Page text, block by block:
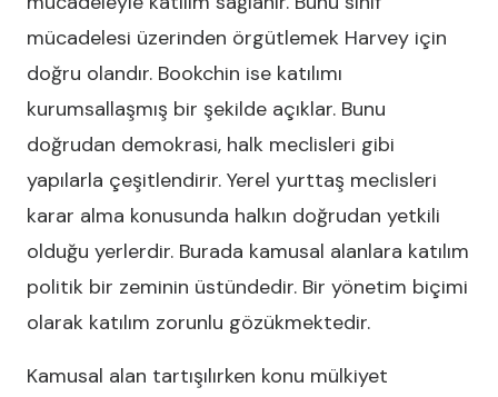
mücadelesi üzerinden örgütlemek Harvey için
doğru olandır. Bookchin ise katılımı
kurumsallaşmış bir şekilde açıklar. Bunu
doğrudan demokrasi, halk meclisleri gibi
yapılarla çeşitlendirir. Yerel yurttaş meclisleri
karar alma konusunda halkın doğrudan yetkili
olduğu yerlerdir. Burada kamusal alanlara katılım
politik bir zeminin üstündedir. Bir yönetim biçimi
olarak katılım zorunlu gözükmektedir.
Kamusal alan tartışılırken konu mülkiyet